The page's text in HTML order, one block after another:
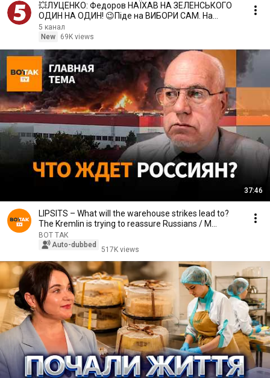
💥ЛУЦЕНКО: Федоров НАЇХАВ НА ЗЕЛЕНСЬКОГО
ОДИН НА ОДИН! 😉Піде на ВИБОРИ САМ. На
протестах ЗІРВАЛИ КУШ
5 канал
New
69K views
37:46
LIPSITS – What will the warehouse strikes lead to?
The Kremlin is trying to reassure Russians / M...
ВОТ ТАК
Auto-dubbed
517K views